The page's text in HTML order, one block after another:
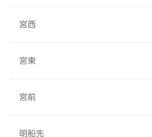
宮西
宮東
宮前
明船先